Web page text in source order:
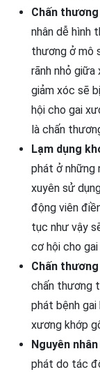
Chấn
nhân dễ hình
thương ở mô
rãnh nhỏ
giảm xóc sẽ
hội cho gai
là chấn
Lạm dụng
phát ở những
xuyên sử
động viên
tục như vậy
cơ hội cho
Chấn
chấn thương
phát bệnh gai
xương khớp
Nguyên
phát do tác